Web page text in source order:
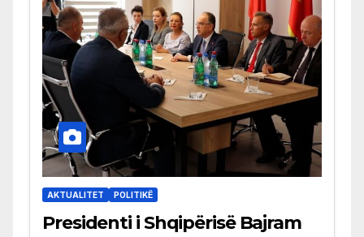
AKTUALITET POLITIKË
Presidenti i Shqipërisë Bajram